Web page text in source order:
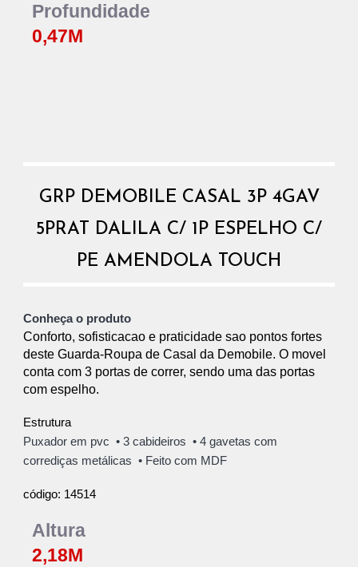
Profundidade
0,47M
GRP DEMOBILE CASAL 3P 4GAV
5PRAT DALILA C/ 1P ESPELHO C/
PE AMENDOLA TOUCH
Conheça o produto
Conforto, sofisticacao e praticidade sao pontos fortes
deste Guarda-Roupa de Casal da Demobile. O movel
conta com 3 portas de correr, sendo uma das portas
com espelho.
Estrutura
Puxador em pvc • 3 cabideiros • 4 gavetas com
corrediças metálicas • Feito com MDF
código: 14514
Altura
2,18M